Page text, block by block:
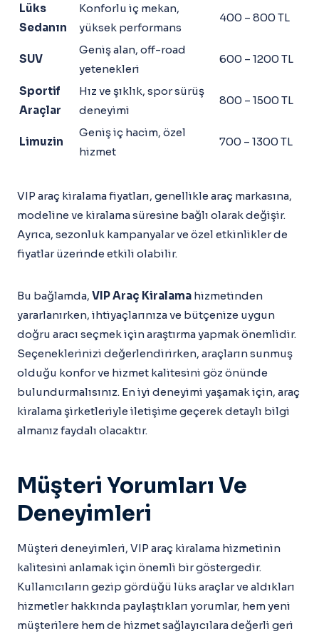
Lüks
Sedanın
Konforlu iç mekan,
yüksek performans
400 – 800 TL
SUV
Geniş alan, off-road
yetenekleri
600 – 1200 TL
Sportif
Araçlar
Hız ve şıklık, spor sürüş
deneyimi
800 – 1500 TL
Limuzin
Geniş iç hacim, özel
hizmet
700 – 1300 TL
VIP araç kiralama fiyatları, genellikle araç markasına,
modeline ve kiralama süresine bağlı olarak değişir.
Ayrıca, sezonluk kampanyalar ve özel etkinlikler de
fiyatlar üzerinde etkili olabilir.
Bu bağlamda, VIP Araç Kiralama hizmetinden
yararlanırken, ihtiyaçlarınıza ve bütçenize uygun
doğru aracı seçmek için araştırma yapmak önemlidir.
Seçeneklerinizi değerlendirirken, araçların sunmuş
olduğu konfor ve hizmet kalitesini göz önünde
bulundurmalısınız. En iyi deneyimi yaşamak için, araç
kiralama şirketleriyle iletişime geçerek detaylı bilgi
almanız faydalı olacaktır.
Müşteri Yorumları Ve
Deneyimleri
Müşteri deneyimleri, VIP araç kiralama hizmetinin
kalitesini anlamak için önemli bir göstergedir.
Kullanıcıların gezip gördüğü lüks araçlar ve aldıkları
hizmetler hakkında paylaştıkları yorumlar, hem yeni
müşterilere hem de hizmet sağlayıcılara değerli geri